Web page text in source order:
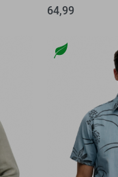
64,99